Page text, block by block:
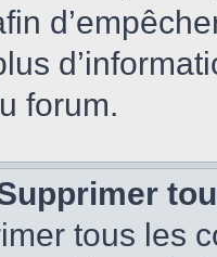
forum.
tous les